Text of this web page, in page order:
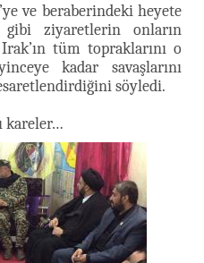
ve beraberindeki heyete
ziyaretlerin onların
tüm topraklarını o
kadar savaşlarını
söyledi.
kareler…